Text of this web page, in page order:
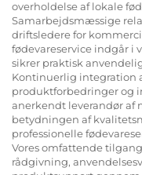
overholdelse af lokale
Samarbejdsmæssige
driftsledere for
fødevareservice indgår i
sikrer praktisk
Kontinuerlig integration
produktforbedringer og
anerkendt leverandør af
betydningen af
professionelle
Vores omfattende
rådgivning,